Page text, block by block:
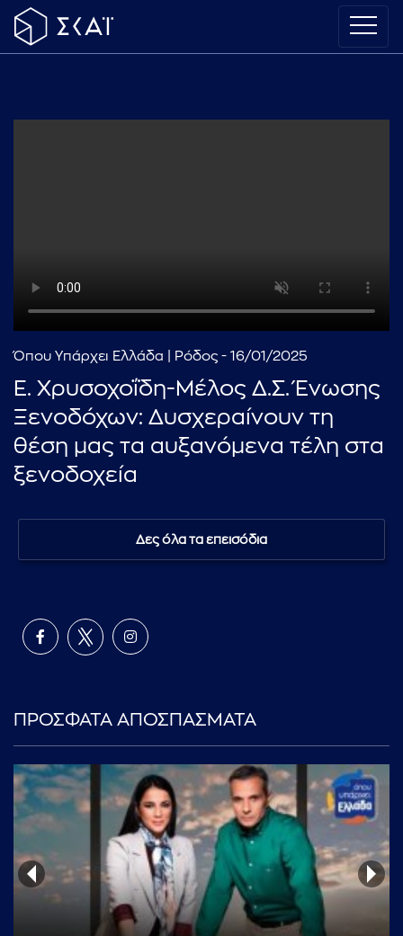
Όπου Υπάρχει Ελλάδα | Ρόδος - 16/01/2025
Ε. Χρυσοχοΐδη-Μέλος Δ.Σ. Ένωσης
Ξενοδόχων: Δυσχεραίνουν τη
θέση μας τα αυξανόμενα τέλη στα
ξενοδοχεία
Δες όλα τα επεισόδια
ΠΡΟΣΦΑΤΑ ΑΠΟΣΠΑΣΜΑΤΑ